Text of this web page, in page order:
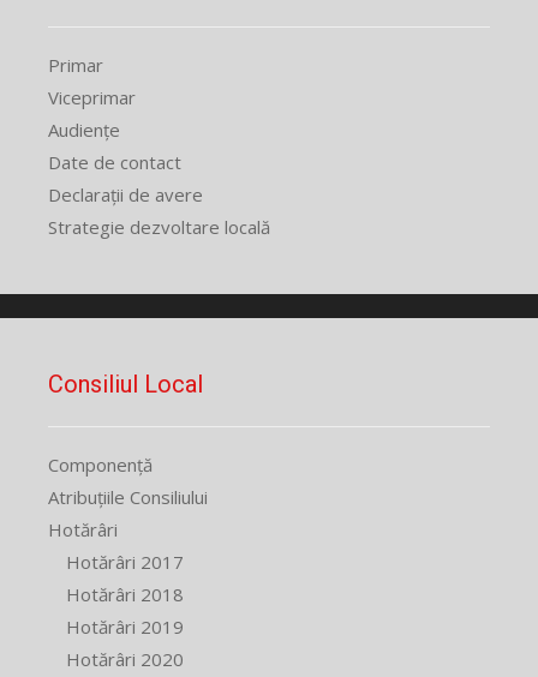
Primar
Viceprimar
Audiențe
Date de contact
Declarații de avere
Strategie dezvoltare locală
Consiliul Local
Componență
Atribuțiile Consiliului
Hotărâri
Hotărâri 2017
Hotărâri 2018
Hotărâri 2019
Hotărâri 2020